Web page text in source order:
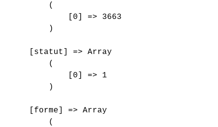
        (
            [0] => 3663
        )
    [statut] => Array
        (
            [0] => 1
        )
    [forme] => Array
        (